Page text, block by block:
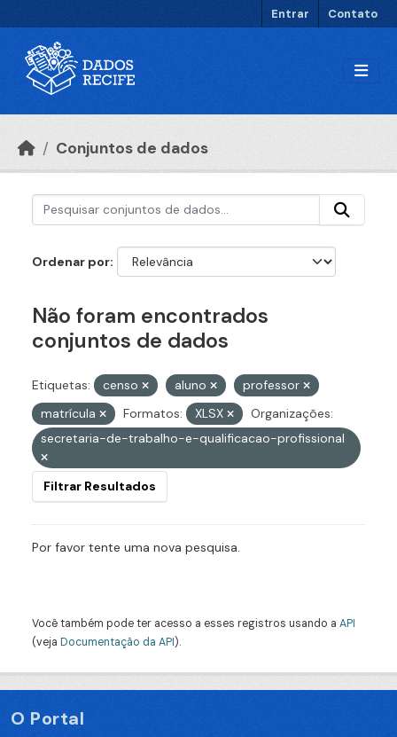
Entrar Contato
Conjuntos de dados
Ordenar por
Não foram encontrados
conjuntos de dados
Etiquetas: censo aluno
professor
matrícula
Formatos: XLSX
Organizações:
secretaria-de-trabalho-e-qualificacao-profissional
Filtrar Resultados
Por favor tente uma nova pesquisa.
Você também pode ter acesso a esses registros usando a API
(veja Documentação da API).
O Portal